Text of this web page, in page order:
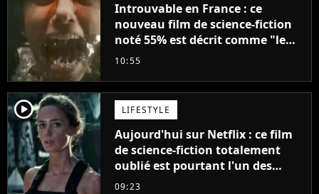
Introuvable en France : ce
nouveau film de science-fiction
noté 55% est décrit comme "le
plus stupide de l'année"
10:55
player2 LIFESTYLE
Aujourd'hui sur Netflix : ce film
de science-fiction totalement
oublié est pourtant l'un des
meilleurs des années 2010
09:23